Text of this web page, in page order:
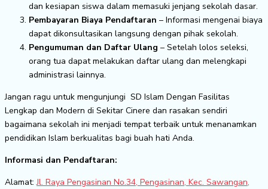
dan kesiapan siswa dalam memasuki jenjang sekolah dasar.
Pembayaran Biaya Pendaftaran – Informasi mengenai biaya
dapat dikonsultasikan langsung dengan pihak sekolah.
Pengumuman dan Daftar Ulang – Setelah lolos seleksi,
orang tua dapat melakukan daftar ulang dan melengkapi
administrasi lainnya.
Jangan ragu untuk mengunjungi SD Islam Dengan Fasilitas
Lengkap dan Modern di Sekitar Cinere dan rasakan sendiri
bagaimana sekolah ini menjadi tempat terbaik untuk menanamkan
pendidikan Islam berkualitas bagi buah hati Anda.
Informasi dan Pendaftaran:
Alamat:Jl. Raya Pengasinan No.34, Pengasinan, Kec. Sawangan,